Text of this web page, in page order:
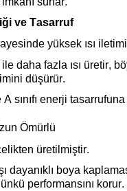
ve Tasarruf
yüksek ısı iletimi
daha fazla ısı üretir,
düşürür.
sınıfı enerji tasarrufuna
Ömürlü
üretilmiştir.
dayanıklı boya
performansını korur.